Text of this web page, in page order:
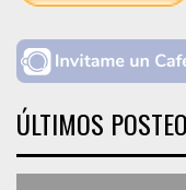
ÚLTIMOS